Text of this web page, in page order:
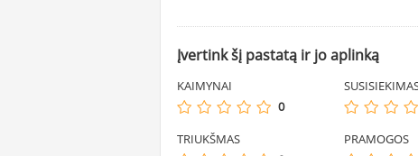
Įvertink šį pastatą ir jo aplinką
KAIMYNAI
0
TRIUKŠMAS
PRAMOGOS